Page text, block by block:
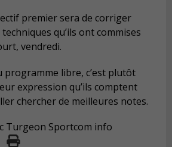
premier sera de corriger
qu’ils ont commises
vendredi.
programme libre, c’est plutôt
expression qu’ils comptent
chercher de meilleures notes.
Turgeon Sportcom info